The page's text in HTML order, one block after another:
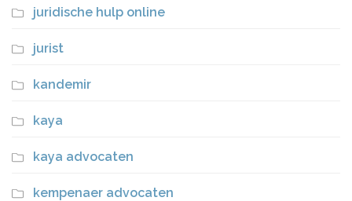
juridische hulp online
jurist
kandemir
kaya
kaya advocaten
kempenaer advocaten